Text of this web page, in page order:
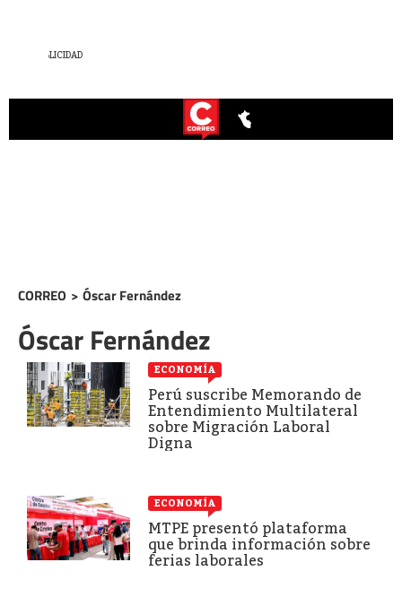
CORREO > Óscar Fernández
Óscar Fernández
ECONOMÍA
Perú suscribe Memorando de
Entendimiento Multilateral
sobre Migración Laboral
Digna
ECONOMÍA
MTPE presentó plataforma
que brinda información sobre
ferias laborales